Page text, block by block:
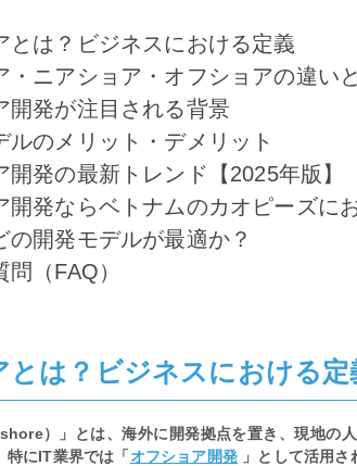
とは？ビジネスにおける定義
・ニアショア・オフショアの違い
開発が注目される背景
ルのメリット・デメリット
開発の最新トレンド【2025年版】
開発ならベトナムのカオピーズに
の開発モデルが最適か？
（FAQ）
とは？ビジネスにおける定
）」とは、海外に開発拠点を置き、現地の
にIT業界では「 オフショア開発 」として活用さ